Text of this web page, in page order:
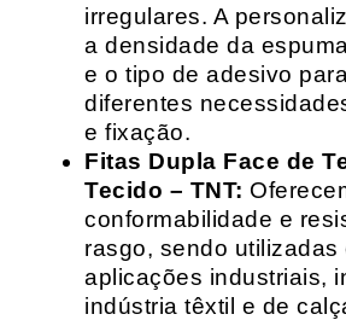
irregulares. A
a densidade da
e o tipo de adesivo
diferentes
e fixação.
Fitas Dupla Face de
Tecido – TNT:
conformabilidade e
rasgo, sendo utilizadas
aplicações industriais,
indústria têxtil e de